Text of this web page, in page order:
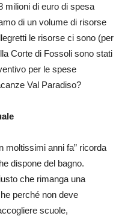
milioni di euro di spesa
di un volume di risorse
le risorse ci sono (per
Corte di Fossoli sono stati
per le spese
Val Paradiso?
moltissimi anni fa” ricorda
dispone del bagno.
che rimanga una
perché non deve
scuole,